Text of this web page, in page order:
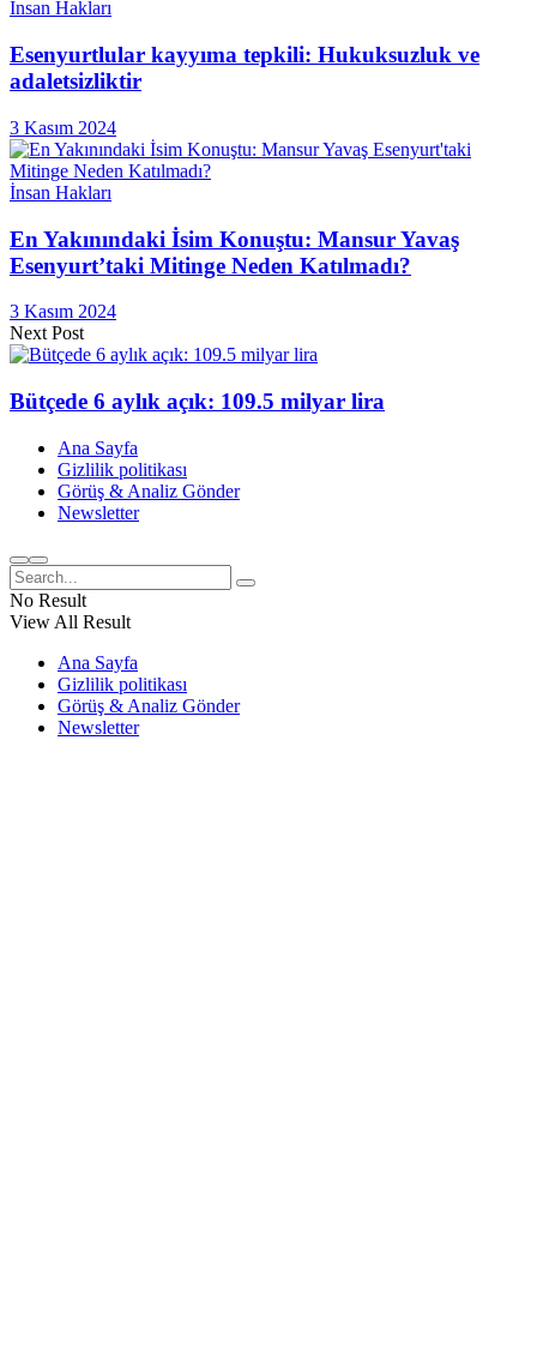
İnsan Hakları
Esenyurtlular kayyıma tepkili: Hukuksuzluk ve
adaletsizliktir
3 Kasım 2024
İnsan Hakları
En Yakınındaki İsim Konuştu: Mansur Yavaş
Esenyurt’taki Mitinge Neden Katılmadı?
3 Kasım 2024
Next Post
Bütçede 6 aylık açık: 109.5 milyar lira
Ana Sayfa
Gizlilik politikası
Görüş & Analiz Gönder
Newsletter
No Result
View All Result
Ana Sayfa
Gizlilik politikası
Görüş & Analiz Gönder
Newsletter